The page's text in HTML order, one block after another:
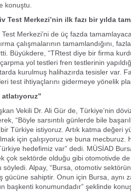
konuştu.
Test Merkezi’nin ilk fazı bir yılda
Merkezi’ni de üç fazda
çalışmalarının tamamlandığını,
Büyükdere, “TRtest diye bir firma
yol testleri fren testlerinin
kurulmuş halihazırda tesisler var.
test ihtiyaçlarını gidermeye yönelik
atlatıyoruz”
Vekili Dr. Ali Gür de, Türkiye’nin
“Böyle sarsıntılı günlerde bile
Türkiye istiyoruz. Artık katma değeri
için çalışıyoruz ve buna mecburuz.
hedefimiz var” dedi. MÜSİAD
çok sektörde olduğu gibi otomotivde
söyledi. Alpay, “Bursa, otomotiv
gücüne sahiptir. Onun için Bursa, aynı
başkenti konumundadır” şeklinde